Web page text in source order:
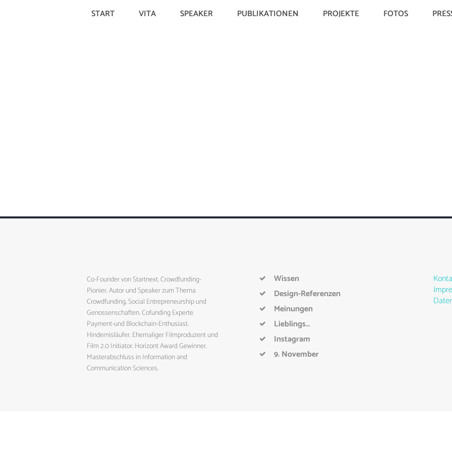
START VITA SPEAKER PUBLIKATIONEN PROJEKTE FOTOS
Co-Founder von Startnext. Crowdfunding-
Pionier. Autor und Speaker zum Thema
Crowdfunding, Social Entrepreneurship und
Genossenschaften. Cofunding Experte.
Payment-und Blockchain-Enthusiast.
Hindernisläufer. Ehemaliger Filmproduzent und
Film 2.0 Initiator. Horizont Award Gewinner.
Masterabschluss in Information and
Communication Sciences.
Wissen
Design-Referenzen
Meinungen
Lieblings…
Instagram
9. November